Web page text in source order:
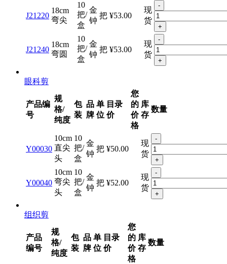
J21220
18cm
弯尖
10
把/
盒
金
钟
把 ¥53.00
现
货
-
+
J21240
18cm
弯圆
10
把/
盒
金
钟
把 ¥53.00
现
货
-
+
眼科剪
产品编
号
规
格/
纯度
包
装
品
牌
单
位
目录
价
您
的
价
格
库
存
数量
Y00030
10cm
直尖
头
10
把/
盒
金
钟
把 ¥50.00
现
货
-
+
Y00040
10cm
弯尖
头
10
把/
盒
金
钟
把 ¥52.00
现
货
-
+
组织剪
产品
编号
规
格/
纯度
包
装
品
牌
单
位
目录
价
您
的
价
格
库
存
数量